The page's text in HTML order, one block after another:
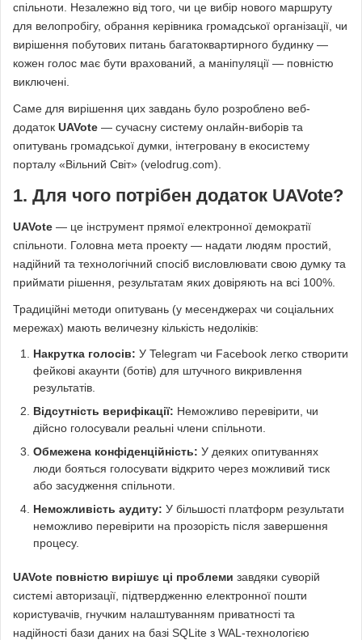
спільноти. Незалежно від того, чи це вибір нового маршруту
для велопробігу, обрання керівника громадської організації, чи
вирішення побутових питань багатоквартирного будинку —
кожен голос має бути врахований, а маніпуляції — повністю
виключені.
Саме для вирішення цих завдань було розроблено веб-
додаток UAVote — сучасну систему онлайн-виборів та
опитувань громадської думки, інтегровану в екосистему
порталу «Вільний Світ» (velodrug.com).
1. Для чого потрібен додаток UAVote?
UAVote — це інструмент прямої електронної демократії
спільноти. Головна мета проекту — надати людям простий,
надійний та технологічний спосіб висловлювати свою думку та
приймати рішення, результатам яких довіряють на всі 100%.
Традиційні методи опитувань (у месенджерах чи соціальних
мережах) мають величезну кількість недоліків:
Накрутка голосів: У Telegram чи Facebook легко створити
фейкові акаунти (ботів) для штучного викривлення
результатів.
Відсутність верифікації: Неможливо перевірити, чи
дійсно голосували реальні члени спільноти.
Обмежена конфіденційність: У деяких опитуваннях
люди бояться голосувати відкрито через можливий тиск
або засудження спільноти.
Неможливість аудиту: У більшості платформ результати
неможливо перевірити на прозорість після завершення
процесу.
UAVote повністю вирішує ці проблеми завдяки суворій
системі авторизації, підтвердженню електронної пошти
користувачів, гнучким налаштуванням приватності та
надійності бази даних на базі SQLite з WAL-технологією